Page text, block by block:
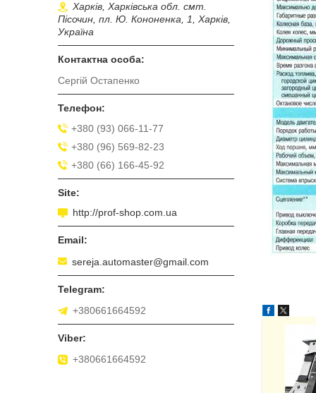
Харків, Харківська обл. смт.
Пісочин, пл. Ю. Кононенка, 1, Харків,
Україна
Сергій Остапенко
+380 (93) 066-11-77
+380 (96) 569-82-23
+380 (66) 166-45-92
http://prof-shop.com.ua
sereja.automaster@gmail.com
+380661664592
+380661664592